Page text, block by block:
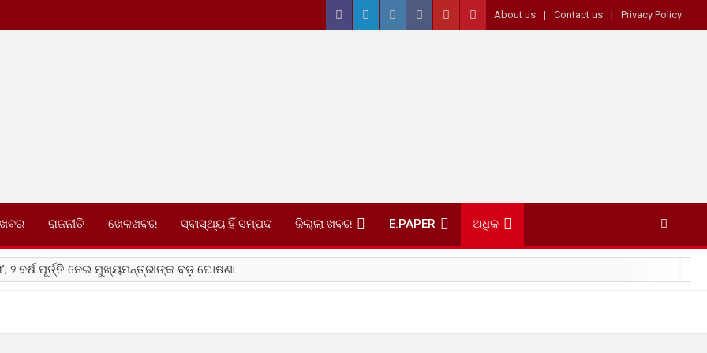
About us Contact us Privacy Policy
ରାଜନୀତି ଖେଳଖବର ସ୍ବାସ୍ଥ୍ୟ ହିଁ ସମ୍ପଦ ଜିଲ୍ଲା ଖବର E.PAPER ଅଧିକ
୨ ବର୍ଷ ପୂର୍ତ୍ତି ନେଇ ମୁଖ୍ୟମନ୍ତ୍ରୀଙ୍କ ବଡ଼ ଘୋଷଣା